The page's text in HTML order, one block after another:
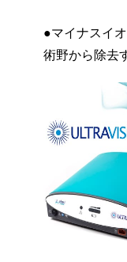
●マイナスイ
術野から除去